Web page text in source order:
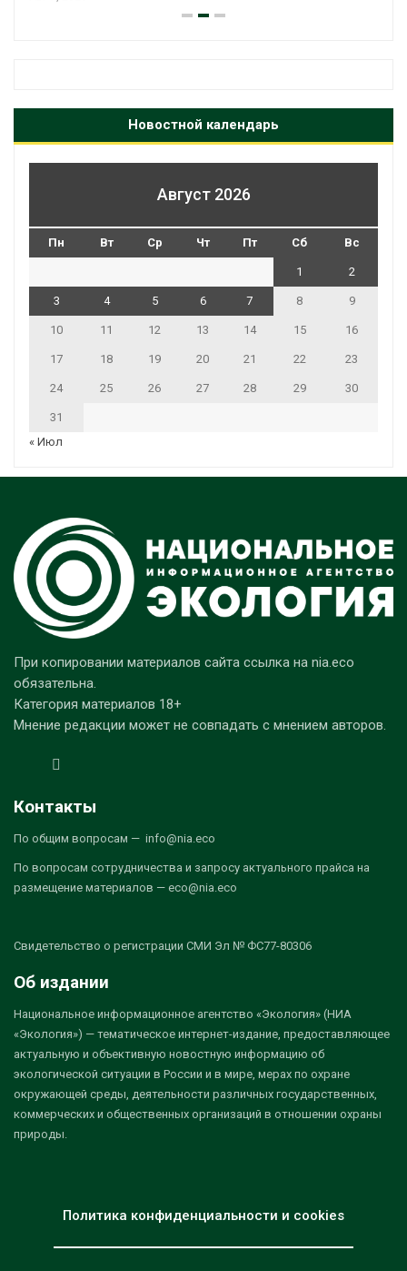
Новостной календарь
Август 2026
Пн Вт Ср Чт Пт Сб Вс
1 2
3 4 5 6 7 8 9
10 11 12 13 14 15 16
17 18 19 20 21 22 23
24 25 26 27 28 29 30
31
« Июл
При копировании материалов сайта ссылка на nia.eco
обязательна.
Категория материалов 18+
Мнение редакции может не совпадать с мнением авторов.
Контакты
По общим вопросам — info@nia.eco
По вопросам сотрудничества и запросу актуального прайса на
размещение материалов — eco@nia.eco
Свидетельство о регистрации СМИ Эл № ФС77-80306
Об издании
Национальное информационное агентство «Экология» (НИА
«Экология») — тематическое интернет-издание, предоставляющее
актуальную и объективную новостную информацию об
экологической ситуации в России и в мире, мерах по охране
окружающей среды, деятельности различных государственных,
коммерческих и общественных организаций в отношении охраны
природы.
Политика конфиденциальности и cookies